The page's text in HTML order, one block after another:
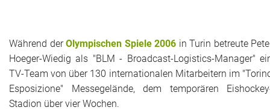
Das war 2017
Das war 2016
Das war 2015
Während derOlympischen Spiele 2006 in Turin betreute
Hoeger-Wiedig als "BLM - Broadcast-Logistics-Manager"
TV-Team von über 130 internationalen Mitarbeitern im
Esposizione" Messegelände, dem temporären
Stadion über vier Wochen.